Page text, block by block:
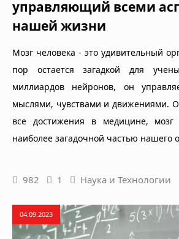
управляющий всеми
нашей жизни
Мозг человека - это удивительный
пор остается загадкой для
миллиардов нейронов, он
мыслями, чувствами и движениями.
все достижения в медицине, мозг
наиболее загадочной частью нашего
982 1 Наука и Технологии
04.09.2023